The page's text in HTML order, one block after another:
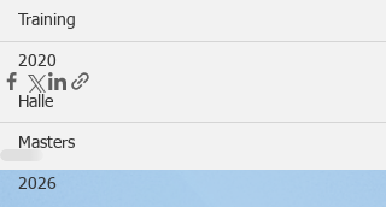
Training
2020
Halle
Masters
2026